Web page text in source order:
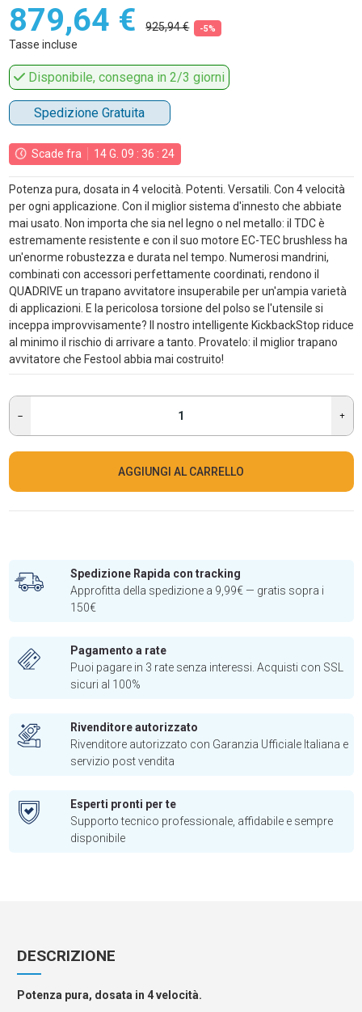
879,64 € 925,94 € -5%
Tasse incluse
Disponibile, consegna in 2/3 giorni
Spedizione Gratuita
Scade fra 14G. 09 : 36 : 23
Potenza pura, dosata in 4 velocità. Potenti. Versatili. Con 4 velocità
per ogni applicazione. Con il miglior sistema d'innesto che abbiate
mai usato. Non importa che sia nel legno o nel metallo: il TDC è
estremamente resistente e con il suo motore EC-TEC brushless ha
un'enorme robustezza e durata nel tempo. Numerosi mandrini,
combinati con accessori perfettamente coordinati, rendono il
QUADRIVE un trapano avvitatore insuperabile per un'ampia varietà
di applicazioni. E la pericolosa torsione del polso se l'utensile si
inceppa improvvisamente? Il nostro intelligente KickbackStop riduce
al minimo il rischio di arrivare a tanto. Provatelo: il miglior trapano
avvitatore che Festool abbia mai costruito!
AGGIUNGI AL CARRELLO
Spedizione Rapida con tracking
Approfitta della spedizione a 9,99€ — gratis sopra i
150€
Pagamento a rate
Puoi pagare in 3 rate senza interessi. Acquisti con SSL
sicuri al 100%
Rivenditore autorizzato
Rivenditore autorizzato con Garanzia Ufficiale Italiana e
servizio post vendita
Esperti pronti per te
Supporto tecnico professionale, affidabile e sempre
disponibile
DESCRIZIONE
Potenza pura, dosata in 4 velocità.